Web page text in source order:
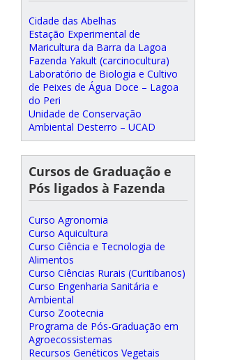
Cidade das Abelhas
Estação Experimental de
Maricultura da Barra da Lagoa
Fazenda Yakult (carcinocultura)
Laboratório de Biologia e Cultivo
de Peixes de Água Doce – Lagoa
do Peri
Unidade de Conservação
Ambiental Desterro – UCAD
Cursos de Graduação e
Pós ligados à Fazenda
Curso Agronomia
Curso Aquicultura
Curso Ciência e Tecnologia de
Alimentos
Curso Ciências Rurais (Curitibanos)
Curso Engenharia Sanitária e
Ambiental
Curso Zootecnia
Programa de Pós-Graduação em
Agroecossistemas
Recursos Genéticos Vegetais